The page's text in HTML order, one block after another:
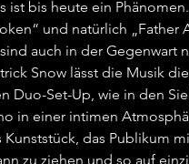
ist bis heute ein
und natürlich
auch in der Gegenwart
Snow lässt die Musik
Duo-Set-Up, wie in den
in einer intimen
das Publikum
zu ziehen und so auf